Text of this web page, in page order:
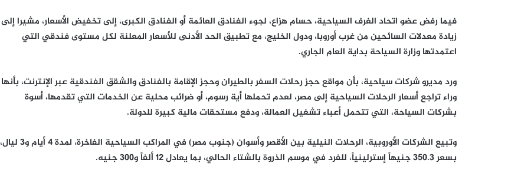
فيما رفض عضو اتحاد الغرف السياحية، حسام هزاع، لجوء الفنادق العائمة أو الفنادق الكبرى، إلى تخفيض الأسعار، مشيرا إلى
زيادة معدلات السائحين من غرب أوروبا، ودول الخليج، مع تطبيق الحد الأدنى للأسعار المعلنة لكل مستوى فندقي التي
اعتمدتها وزارة السياحة بداية العام الجاري.
ورد مديرو شركات سياحية، بأن مواقع حجز رحلات السفر بالطيران وحجز الإقامة بالفنادق والشقق الفندقية عبر الإنترنت، بأنها
وراء تراجع أسعار الرحلات السياحية إلى مصر، لعدم تحملها أية رسوم، أو ضرائب محلية عن الخدمات التي تقدمها، أسوة
بشركات السياحة، التي تتحمل أعباء تشغيل العمالة، ودفع مستحقات مالية كبيرة للدولة.
وتبيع الشركات الأوروبية، الرحلات النيلية بين الأقصر وأسوان (جنوب مصر) في المراكب السياحية الفاخرة، لمدة 4 أيام و3 ليال،
بسعر 350.3 جنيهاً إسترلينياً، للفرد في موسم الذروة بالشتاء الحالي، بما يعادل 12 ألفاً و300 جنيه.